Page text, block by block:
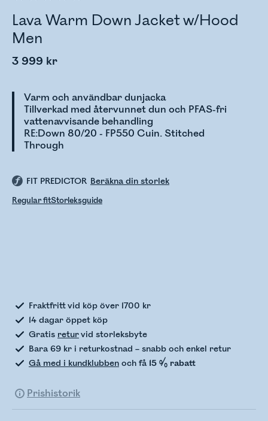
Lava Warm Down Jacket w/Hood
Men
3 999 kr
Varm och användbar dunjacka
Tillverkad med återvunnet dun och PFAS-fri
vattenavvisande behandling
RE:Down 80/20 - FP550 Cuin. Stitched
Through
FIT PREDICTOR Beräkna din storlek
Regular fitStorleksguide
Fraktfritt vid köp över 1700 kr
14 dagar öppet köp
Gratis returvid storleksbyte
Bara 69 kr i returkostnad – snabb och enkel retur
Gå med i kundklubben och få 15 % rabatt
Prishistorik